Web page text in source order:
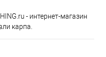
- интернет-магазин
карпа.